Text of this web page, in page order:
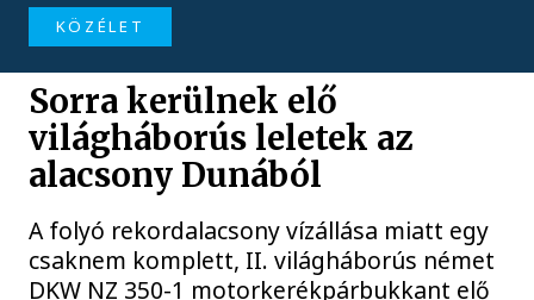
KÖZÉLET
Sorra kerülnek elő
világháborús leletek az
alacsony Dunából
A folyó rekordalacsony vízállása miatt egy
csaknem komplett, II. világháborús német
DKW NZ 350-1 motorkerékpárbukkant elő